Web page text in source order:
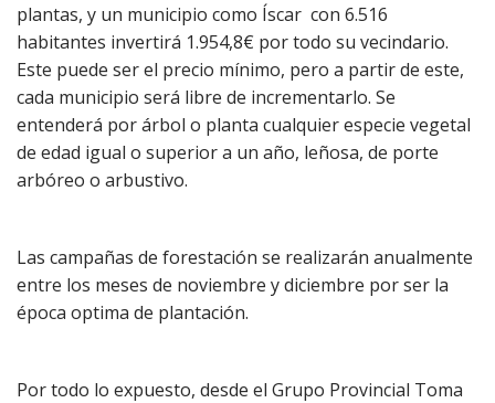
plantas, y un municipio como Íscar con 6.516
habitantes invertirá 1.954,8€ por todo su vecindario.
Este puede ser el precio mínimo, pero a partir de este,
cada municipio será libre de incrementarlo. Se
entenderá por árbol o planta cualquier especie vegetal
de edad igual o superior a un año, leñosa, de porte
arbóreo o arbustivo.
Las campañas de forestación se realizarán anualmente
entre los meses de noviembre y diciembre por ser la
época optima de plantación.
Por todo lo expuesto, desde el Grupo Provincial Toma